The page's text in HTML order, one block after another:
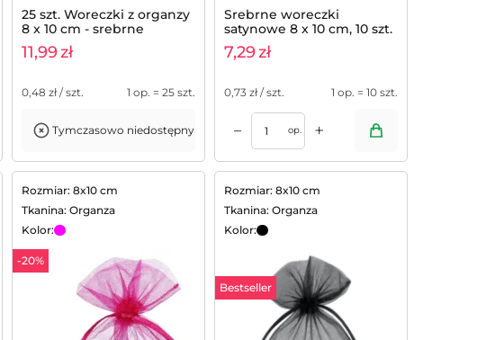
25 szt. Woreczki z organzy
8 x 10 cm - srebrne
11,99zł
0,48 zł / szt. 1 op. = 25 szt.
Tymczasowo niedostępny
Srebrne woreczki
satynowe 8 x 10 cm, 10 szt.
- na biżuterię, upominki,
prezenty
7,29zł
0,73 zł / szt. 1 op. = 10 szt.
– op. +
Rozmiar: 8x10 cm
Tkanina: Organza
Kolor:
-20%
Rozmiar: 8x10 cm
Tkanina: Organza
Kolor:
Bestseller